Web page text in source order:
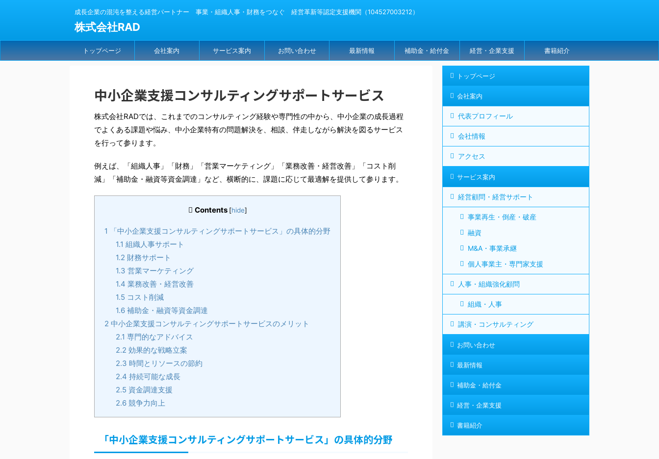
成長企業の混沌を整える経営パートナー 事業・組織人事・財務をつなぐ 経営革新等認定支援機関（104527003212）
株式会社RAD
トップページ 会社案内 サービス案内 お問い合わせ 最新情報 補助金・給付金 経営・企業支援 書籍紹介
中小企業支援コンサルティングサポートサービス
株式会社RADでは、これまでのコンサルティング経験や専門性の中から、中小企業の成長過程
でよくある課題や悩み、中小企業特有の問題解決を、相談、伴走しながら解決を図るサービス
を行って参ります。
例えば、「組織人事」「財務」「営業マーケティング」「業務改善・経営改善」「コスト削
減」「補助金・融資等資金調達」など、横断的に、課題に応じて最適解を提供して参ります。
Contents [hide]
1
「中小企業支援コンサルティングサポートサービス」の具体的分野
1.1 組織人事サポート
1.2 財務サポート
1.3 営業マーケティング
1.4 業務改善・経営改善
1.5 コスト削減
1.6補助金・融資等資金調達
2 中小企業支援コンサルティングサポートサービスのメリット
2.1 専門的なアドバイス
2.2 効果的な戦略立案
2.3 時間とリソースの節約
2.4 持続可能な成長
2.5 資金調達支援
2.6競争力向上
「中小企業支援コンサルティングサポートサービス」の具体的分野
トップページ
会社案内
代表プロフィール
会社情報
アクセス
サービス案内
経営顧問・経営サポート
事業再生・倒産・破産
融資
M&A・事業承継
個人事業主・専門家支援
人事・組織強化顧問
組織・人事
講演・コンサルティング
お問い合わせ
最新情報
補助金・給付金
経営・企業支援
書籍紹介